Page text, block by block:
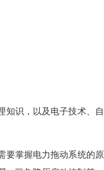
知识，以及电子技术、
要掌握电力拖动系统的